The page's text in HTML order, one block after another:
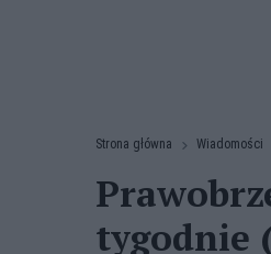
Strona główna Wiadomości
tygodnie